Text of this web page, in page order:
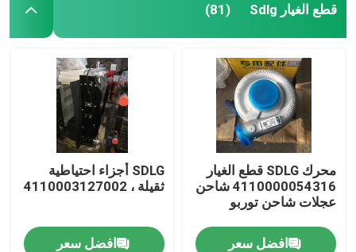
قطع الغيار Sdlg (81)
محرك SDLG قطع الغيار
4110000054316 شاحن
عجلات شاحن توربو
افضل سعر
SDLG أجزاء احتياطية
ثقيلة ، 4110003127002
افضل سعر